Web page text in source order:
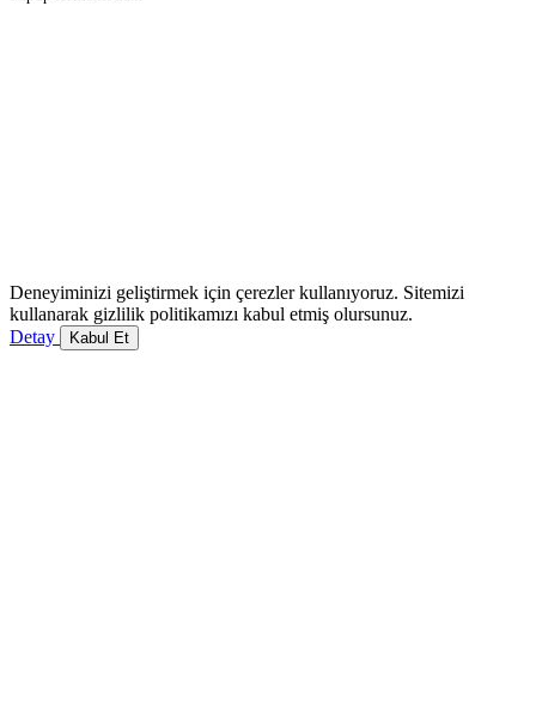
Deneyiminizi geliştirmek için çerezler kullanıyoruz. Sitemizi
kullanarak gizlilik politikamızı kabul etmiş olursunuz.
Detay
Kabul Et